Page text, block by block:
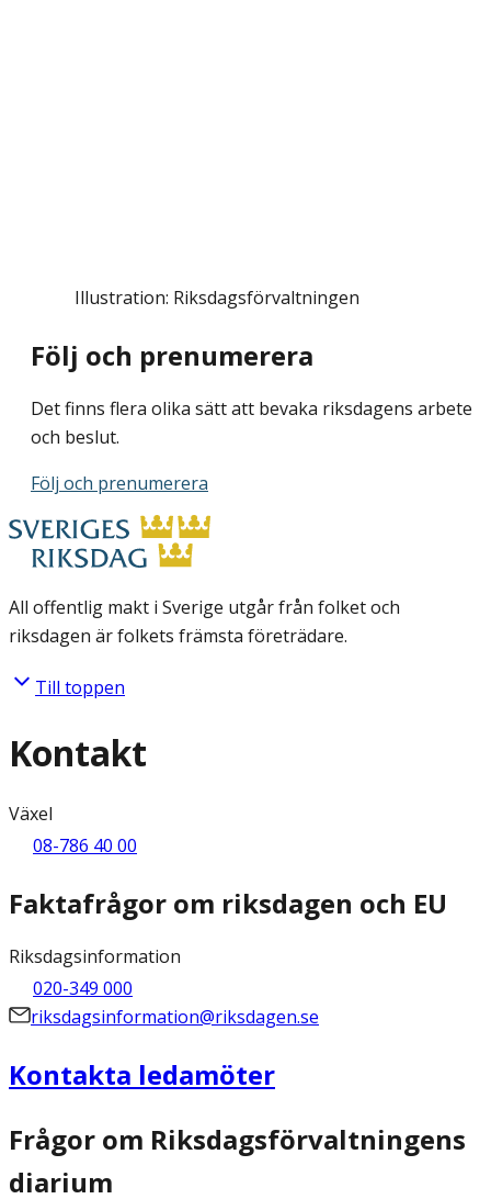
Illustration: Riksdagsförvaltningen
Följ och prenumerera
Det finns flera olika sätt att bevaka riksdagens arbete
och beslut.
Följ och prenumerera
All offentlig makt i Sverige utgår från folket och
riksdagen är folkets främsta företrädare.
Till toppen
Kontakt
Växel
08-786 40 00
Faktafrågor om riksdagen och EU
Riksdagsinformation
020-349 000
riksdagsinformation@riksdagen.se
Kontakta ledamöter
Frågor om Riksdagsförvaltningens
diarium